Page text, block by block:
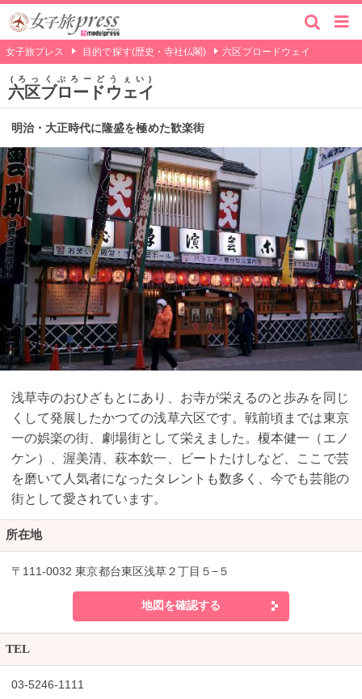
女子旅プレス 目的で探す(歴史・寺社仏閣) 六区ブロードウェイ
六区ブロードウェイ
ろっくぶろーどうぇい
明治・大正時代に隆盛を極めた歓楽街
浅草寺のおひざもとにあり、お寺が栄えるのと歩みを同じ
くして発展したかつての浅草六区です。戦前頃までは東京
一の娯楽の街、劇場街として栄えました。榎本健一（エノ
ケン）、渥美清、萩本欽一、ビートたけしなど、ここで芸
を磨いて人気者になったタレントも数多く、今でも芸能の
街として愛されています。
所在地
〒111-0032 東京都台東区浅草２丁目５−５
地図を確認する
TEL
03-5246-1111